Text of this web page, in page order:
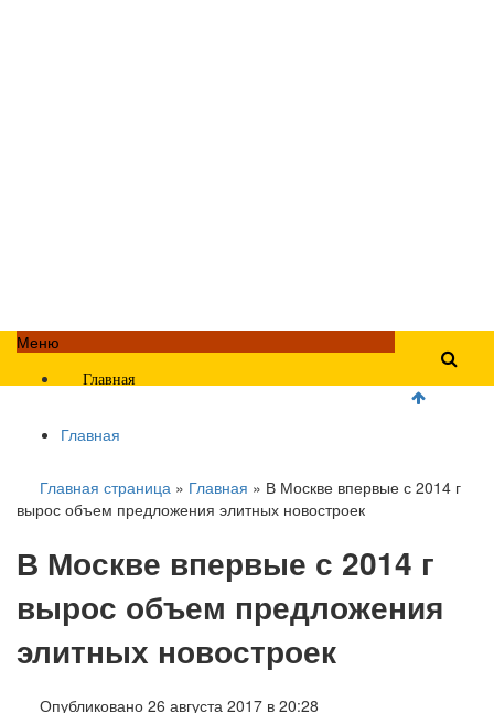
Меню
Главная
Главная
Главная страница » Главная » В Москве впервые с 2014 г
вырос объем предложения элитных новостроек
В Москве впервые с 2014 г
вырос объем предложения
элитных новостроек
Опубликовано 26 августа 2017 в 20:28